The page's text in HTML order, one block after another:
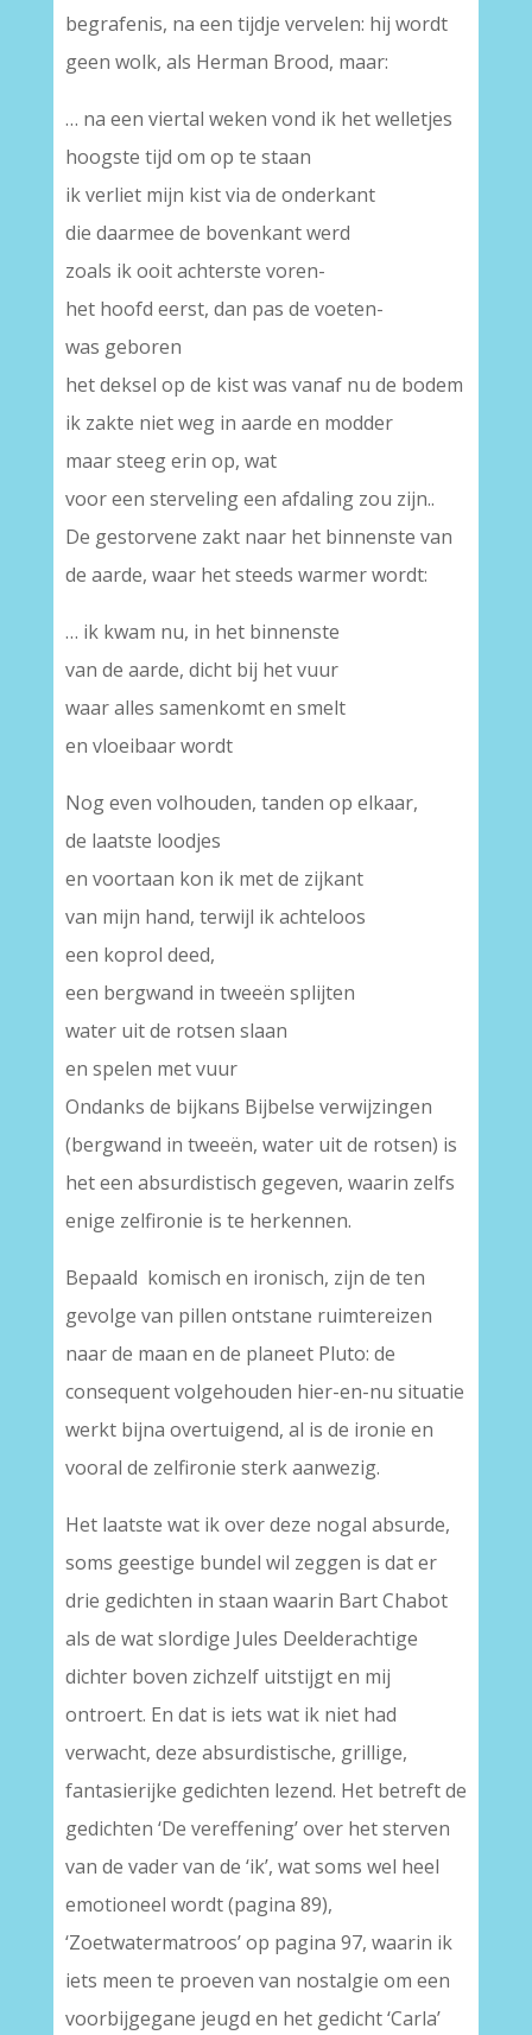
begrafenis, na een tijdje vervelen: hij wordt
geen wolk, als Herman Brood, maar:
… na een viertal weken vond ik het welletjes
hoogste tijd om op te staan
ik verliet mijn kist via de onderkant
die daarmee de bovenkant werd
zoals ik ooit achterste voren-
het hoofd eerst, dan pas de voeten-
was geboren
het deksel op de kist was vanaf nu de bodem
ik zakte niet weg in aarde en modder
maar steeg erin op, wat
voor een sterveling een afdaling zou zijn..
De gestorvene zakt naar het binnenste van
de aarde, waar het steeds warmer wordt:
… ik kwam nu, in het binnenste
van de aarde, dicht bij het vuur
waar alles samenkomt en smelt
en vloeibaar wordt
Nog even volhouden, tanden op elkaar,
de laatste loodjes
en voortaan kon ik met de zijkant
van mijn hand, terwijl ik achteloos
een koprol deed,
een bergwand in tweeën splijten
water uit de rotsen slaan
en spelen met vuur
Ondanks de bijkans Bijbelse verwijzingen
(bergwand in tweeën, water uit de rotsen) is
het een absurdistisch gegeven, waarin zelfs
enige zelfironie is te herkennen.
Bepaald komisch en ironisch, zijn de ten
gevolge van pillen ontstane ruimtereizen
naar de maan en de planeet Pluto: de
consequent volgehouden hier-en-nu situatie
werkt bijna overtuigend, al is de ironie en
vooral de zelfironie sterk aanwezig.
Het laatste wat ik over deze nogal absurde,
soms geestige bundel wil zeggen is dat er
drie gedichten in staan waarin Bart Chabot
als de wat slordige Jules Deelderachtige
dichter boven zichzelf uitstijgt en mij
ontroert. En dat is iets wat ik niet had
verwacht, deze absurdistische, grillige,
fantasierijke gedichten lezend. Het betreft de
gedichten ‘De vereffening’ over het sterven
van de vader van de ‘ik’, wat soms wel heel
emotioneel wordt (pagina 89),
‘Zoetwatermatroos’ op pagina 97, waarin ik
iets meen te proeven van nostalgie om een
voorbijgegane jeugd en het gedicht ‘Carla’